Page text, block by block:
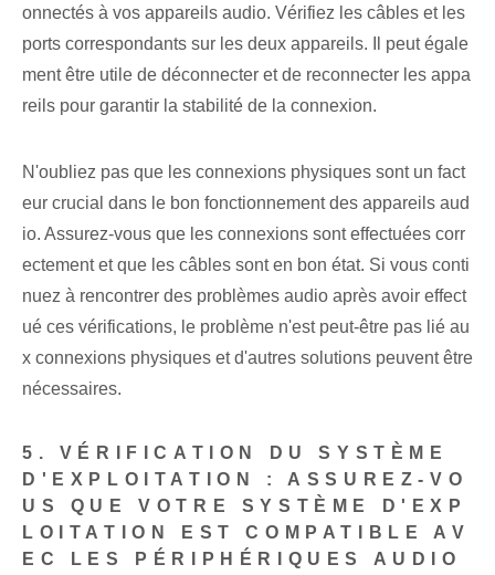
onnectés à vos appareils audio. Vérifiez les câbles et les
ports correspondants⁣ sur les deux appareils. Il peut égale
ment être utile de déconnecter et de reconnecter les appa
reils pour garantir la stabilité de la connexion.
N'oubliez pas⁤ que les connexions physiques sont un fact
eur crucial⁢ dans le bon fonctionnement des appareils aud
io. Assurez-vous que les connexions sont effectuées corr
ectement et que les câbles sont en bon état. Si vous conti
nuez à rencontrer des problèmes audio après avoir effect
ué ces vérifications, le problème n'est peut-être pas lié au
x connexions physiques et d'autres solutions peuvent être
nécessaires.
5. VÉRIFICATION DU SYSTÈME
D'EXPLOITATION : ASSUREZ-VO
US QUE VOTRE SYSTÈME D'EXP
LOITATION EST COMPATIBLE AV
EC LES PÉRIPHÉRIQUES AUDIO